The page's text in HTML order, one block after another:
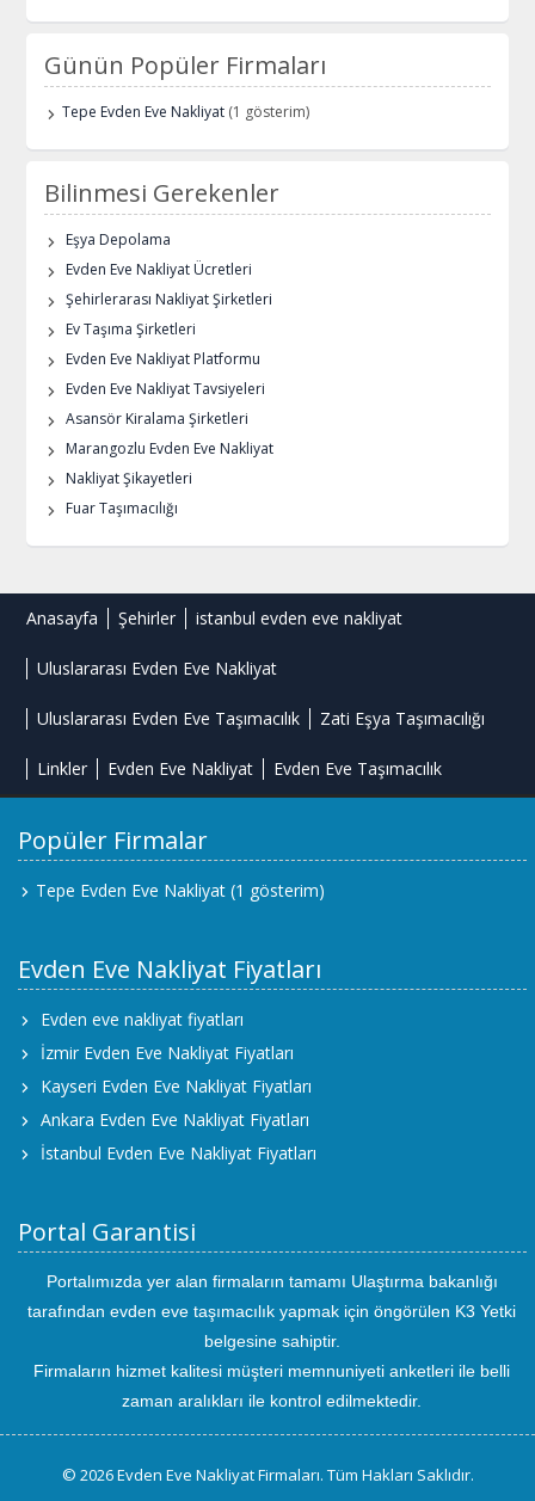
Günün Popüler Firmaları
Tepe Evden Eve Nakliyat (1 gösterim)
Bilinmesi Gerekenler
Eşya Depolama
Evden Eve Nakliyat Ücretleri
Şehirlerarası Nakliyat Şirketleri
Ev Taşıma Şirketleri
Evden Eve Nakliyat Platformu
Evden Eve Nakliyat Tavsiyeleri
Asansör Kiralama Şirketleri
Marangozlu Evden Eve Nakliyat
Nakliyat Şikayetleri
Fuar Taşımacılığı
Anasayfa Şehirler istanbul evden eve nakliyat
Uluslararası Evden Eve Nakliyat
Uluslararası Evden Eve Taşımacılık Zati Eşya Taşımacılığı
Linkler Evden Eve Nakliyat Evden Eve Taşımacılık
Popüler Firmalar
Tepe Evden Eve Nakliyat (1 gösterim)
Evden Eve Nakliyat Fiyatları
Evden eve nakliyat fiyatları
İzmir Evden Eve Nakliyat Fiyatları
Kayseri Evden Eve Nakliyat Fiyatları
Ankara Evden Eve Nakliyat Fiyatları
İstanbul Evden Eve Nakliyat Fiyatları
Portal Garantisi
Portalımızda yer alan firmaların tamamı Ulaştırma bakanlığı
tarafından evden eve taşımacılık yapmak için öngörülen K3 Yetki
belgesine sahiptir.
Firmaların hizmet kalitesi müşteri memnuniyeti anketleri ile belli
zaman aralıkları ile kontrol edilmektedir.
© 2026 Evden Eve Nakliyat Firmaları. Tüm Hakları Saklıdır.